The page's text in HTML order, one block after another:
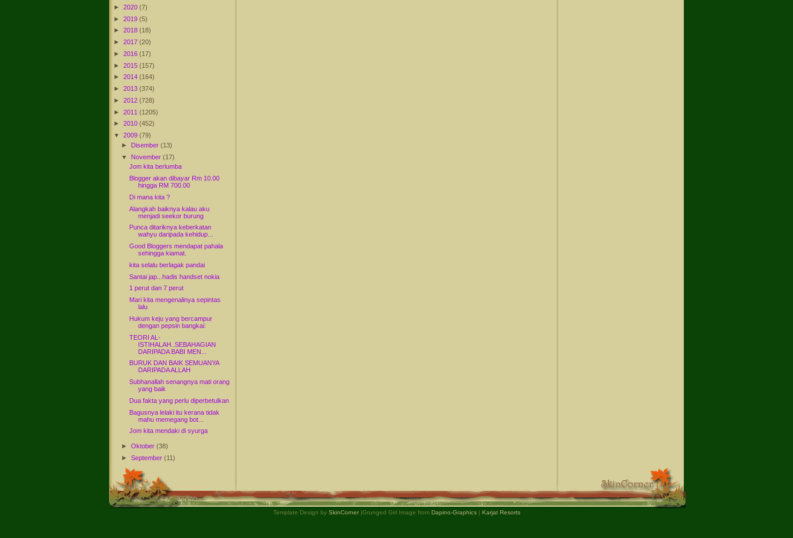
► 2020 (7)
► 2019 (5)
► 2018 (18)
► 2017 (20)
► 2016 (17)
► 2015 (157)
► 2014 (164)
► 2013 (374)
► 2012 (728)
► 2011 (1205)
► 2010 (452)
▼
2009 (79)
► Disember(13)
▼
November(17)
Jom kita berlumba
Blogger akan dibayar Rm 10.00
hingga RM 700.00
Di mana kita ?
Alangkah baiknya kalau aku
menjadi seekor burung
Punca ditariknya keberkatan
wahyu daripada kehidup...
Good Bloggers mendapat pahala
sehingga kiamat.
kita selalu berlagak pandai
Santai jap...hadis handset nokia
1 perut dan 7 perut
Mari kita mengenalinya sepintas
lalu
Hukum keju yang bercampur
dengan pepsin bangkai:
TEORI AL-
ISTIHALAH..SEBAHAGIAN
DARIPADA BABI MEN...
BURUK DAN BAIK SEMUANYA
DARIPADA ALLAH
Subhanallah senangnya mati orang
yang baik
Dua fakta yang perlu diperbetulkan
Bagusnya lelaki itu kerana tidak
mahu memegang bot...
Jom kita mendaki di syurga
►Oktober(38)
►September(11)
Template Design by SkinCorner|Grunged Girl Image from Dapino-Graphics| Karjat Resorts